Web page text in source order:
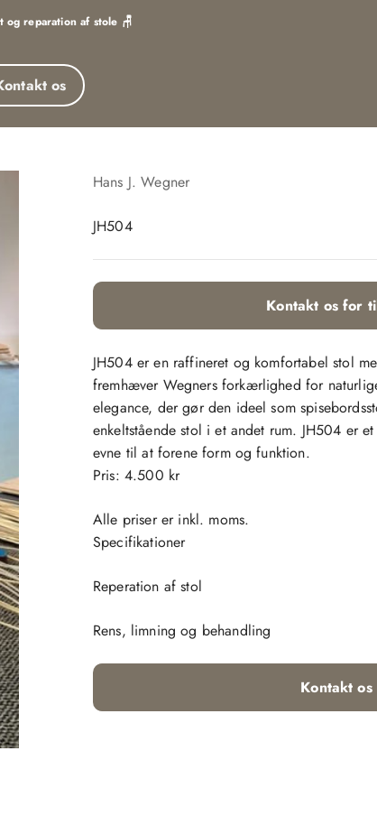
og reparation af stole 🪑
os
Hans J. Wegner
JH504
Kontakt os for
JH504 er en raffineret og komfortabel stol
fremhæver Wegners forkærlighed for
elegance, der gør den ideel som
enkeltstående stol i et andet rum. JH504 er
evne til at forene form og funktion.
Pris: 4.500 kr
Alle priser er inkl. moms.
Specifikationer
Reperation af stol
Rens, limning og behandling
Kontakt os